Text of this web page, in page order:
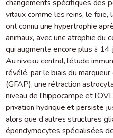
changements spécifiques des
vitaux comme les reins, le foie,
ont connu une hypertrophie
animaux, avec une atrophie du
qui augmente encore plus à 14
Au niveau central, l’étude
révélé, par le biais du
(GFAP), une rétraction
niveau de l’hippocampe et
privation hydrique et persiste
alors que d’autres structures
épendymocytes spécialisées